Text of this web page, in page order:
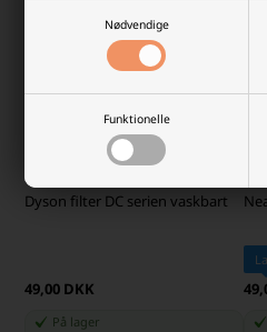
Nødvendige
Funktionelle
Dyson filter DC serien vaskbart
49,00 DKK
På lager